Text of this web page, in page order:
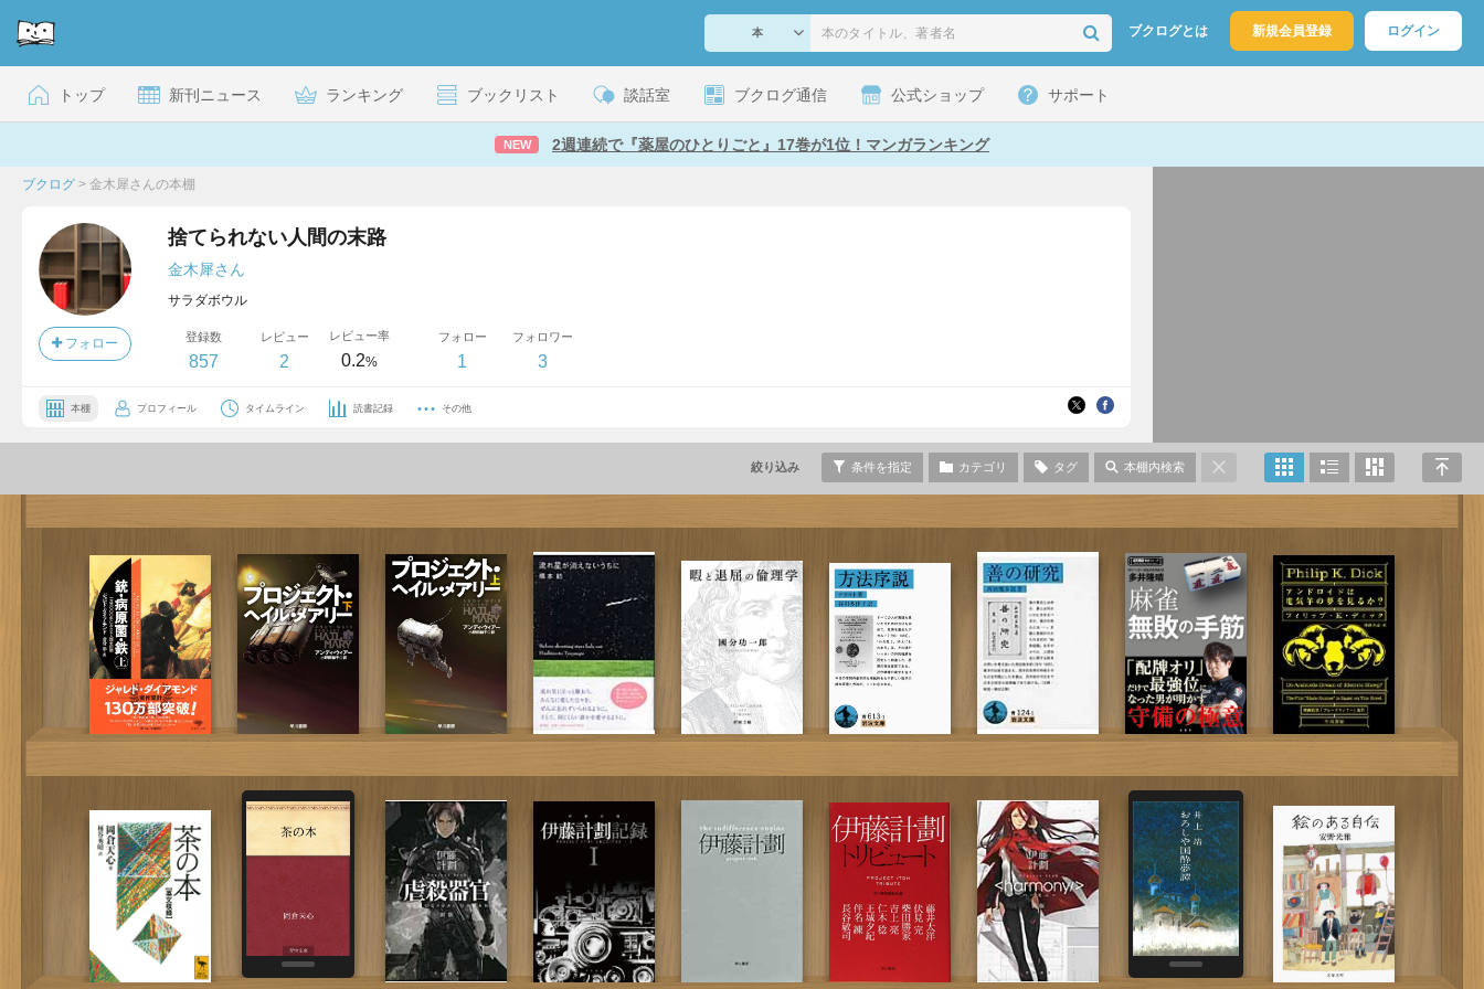
ブクログとは 新規会員登録 ログイン
トップ 新刊ニュース ランキング ブックリスト 談話室 ブクログ通信 公式ショップ サポート
NEW 2週連続で『薬屋のひとりごと』17巻が1位！マンガランキング
ブクログ > 金木犀さんの本棚
フォロー
捨てられない人間の末路
金木犀さん
サラダボウル
登録数
857
レビュー
2
レビュー率
0.2%
フォロー
1
フォロワー
3
本棚 プロフィール タイムライン 読書記録 その他
絞り込み 条件を指定 カテゴリ タグ 本棚内検索